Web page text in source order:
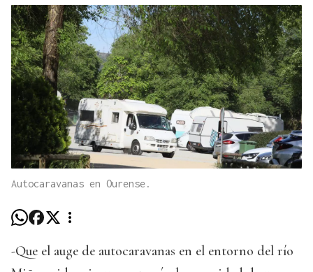
Autocaravanas en Ourense.
-Que el auge de autocaravanas en el entorno del río